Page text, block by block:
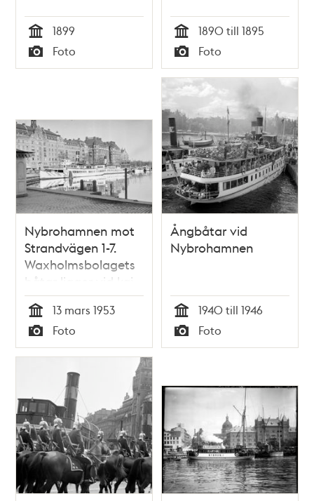
Tid
1899
Typ
Foto Tid
1890 till 1895
Typ
Foto
Nybrohamnen mot
Strandvägen 1-7.
Waxholmsbolagets
båtar ligger vid kaj
Tid
13 mars 1953
Typ
Foto
Ångbåtar vid
Nybrohamnen
Tid
1940 till 1946
Typ
Foto